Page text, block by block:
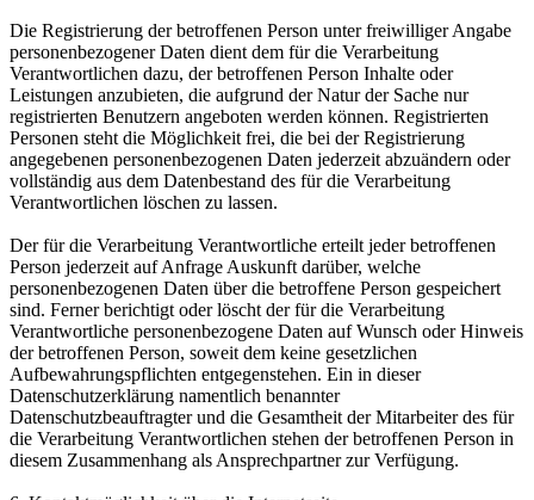
Die Registrierung der betroffenen Person unter freiwilliger Angabe
personenbezogener Daten dient dem für die Verarbeitung
Verantwortlichen dazu, der betroffenen Person Inhalte oder
Leistungen anzubieten, die aufgrund der Natur der Sache nur
registrierten Benutzern angeboten werden können. Registrierten
Personen steht die Möglichkeit frei, die bei der Registrierung
angegebenen personenbezogenen Daten jederzeit abzuändern oder
vollständig aus dem Datenbestand des für die Verarbeitung
Verantwortlichen löschen zu lassen.
Der für die Verarbeitung Verantwortliche erteilt jeder betroffenen
Person jederzeit auf Anfrage Auskunft darüber, welche
personenbezogenen Daten über die betroffene Person gespeichert
sind. Ferner berichtigt oder löscht der für die Verarbeitung
Verantwortliche personenbezogene Daten auf Wunsch oder Hinweis
der betroffenen Person, soweit dem keine gesetzlichen
Aufbewahrungspflichten entgegenstehen. Ein in dieser
Datenschutzerklärung namentlich benannter
Datenschutzbeauftragter und die Gesamtheit der Mitarbeiter des für
die Verarbeitung Verantwortlichen stehen der betroffenen Person in
diesem Zusammenhang als Ansprechpartner zur Verfügung.